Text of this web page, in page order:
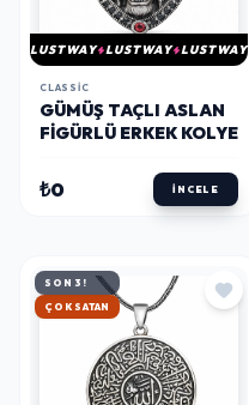
LUSTWAY LUSTWAY LUSTWAY
CLASSIC
GÜMÜŞ TAÇLI ASLAN
FIGÜRLÜ ERKEK KOLYE
₺0 İNCELE
SON 3!
HIZLI KARGO